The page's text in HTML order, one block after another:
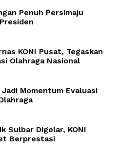
Penuh Persimaju
KONI Pusat, Tegaskan
Olahraga Nasional
Momentum Evaluasi
Sulbar Digelar, KONI
Berprestasi